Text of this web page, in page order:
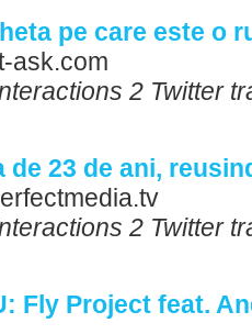
pe care este o
ask.com
2 Twitter
23 de ani,
2 Twitter
Fly Project feat.